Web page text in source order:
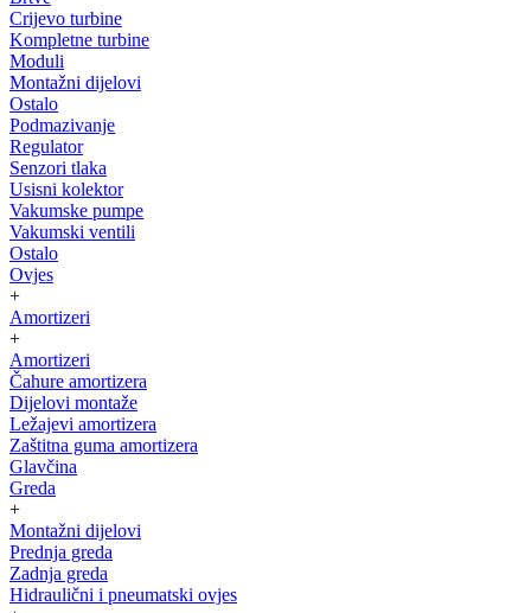
Crijevo turbine
Kompletne turbine
Moduli
Montažni dijelovi
Ostalo
Podmazivanje
Regulator
Senzori tlaka
Usisni kolektor
Vakumske pumpe
Vakumski ventili
Ostalo
Ovjes
+
Amortizeri
+
Amortizeri
Čahure amortizera
Dijelovi montaže
Ležajevi amortizera
Zaštitna guma amortizera
Glavčina
Greda
+
Montažni dijelovi
Prednja greda
Zadnja greda
Hidraulični i pneumatski ovjes